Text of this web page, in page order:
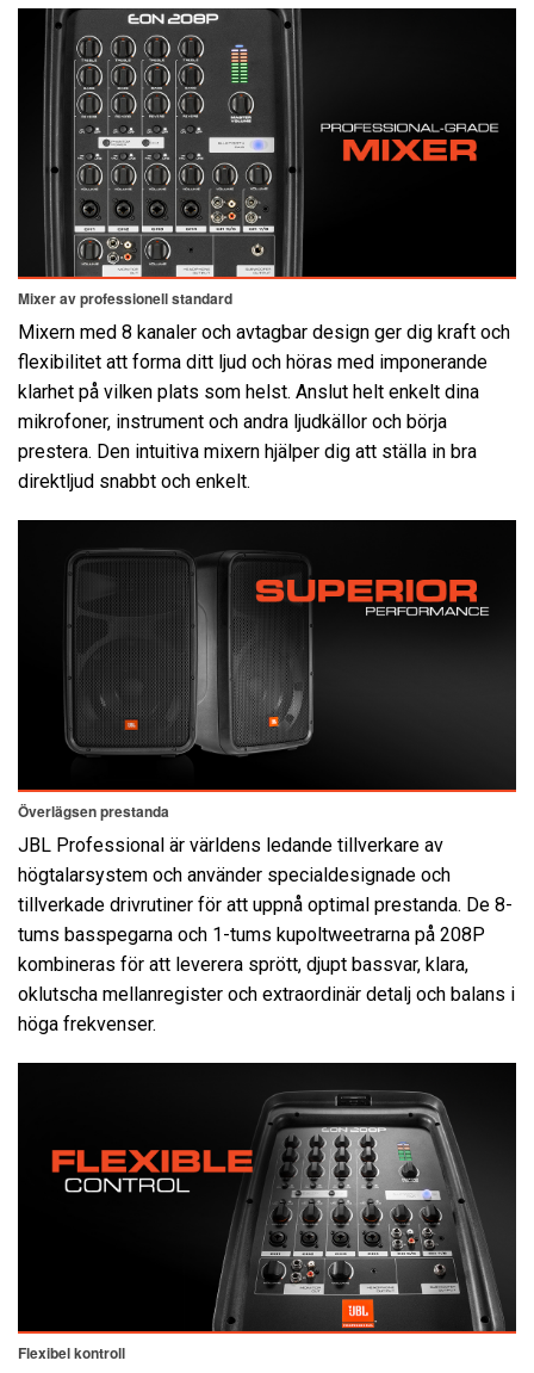
Mixer av professionell standard
Mixern med 8 kanaler och avtagbar design ger dig kraft och
flexibilitet att forma ditt ljud och höras med imponerande
klarhet på vilken plats som helst. Anslut helt enkelt dina
mikrofoner, instrument och andra ljudkällor och börja
prestera. Den intuitiva mixern hjälper dig att ställa in bra
direktljud snabbt och enkelt.
Överlägsen prestanda
JBL Professional är världens ledande tillverkare av
högtalarsystem och använder specialdesignade och
tillverkade drivrutiner för att uppnå optimal prestanda. De 8-
tums basspegarna och 1-tums kupoltweetrarna på 208P
kombineras för att leverera sprött, djupt bassvar, klara,
oklutscha mellanregister och extraordinär detalj och balans i
höga frekvenser.
Flexibel kontroll